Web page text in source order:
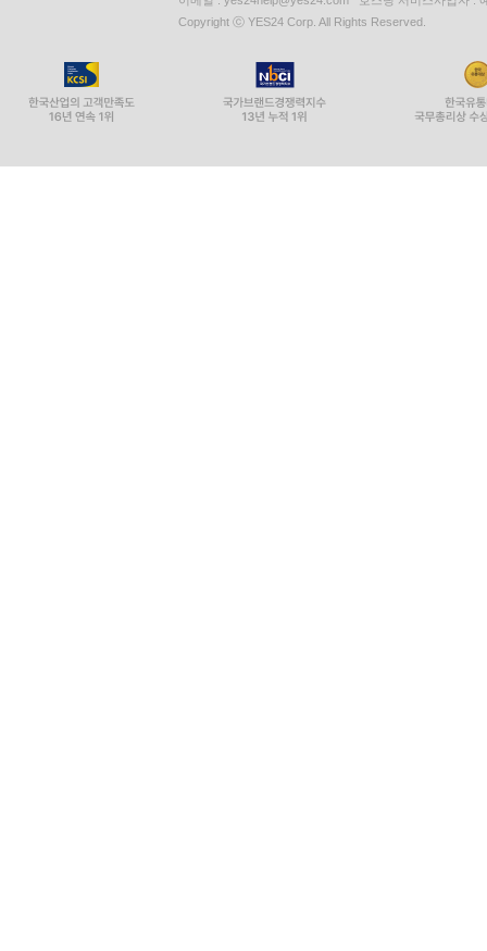
Copyright ⓒ YES24 Corp. All Rights Reserved.